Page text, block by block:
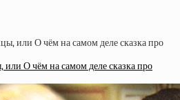
О чём на самом деле сказка про